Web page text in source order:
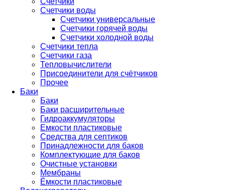
Счетчики воды
Счетчики универсальные
Счетчики горячей воды
Счетчики холодной воды
Счетчики тепла
Счетчики газа
Тепловычислители
Присоединители для счётчиков
Прочее
Баки
Баки
Баки расширительные
Гидроаккумуляторы
Емкости пластиковые
Средства для септиков
Принадлежности для баков
Комплектующие для баков
Очистные установки
Мембраны
Ёмкости пластиковые